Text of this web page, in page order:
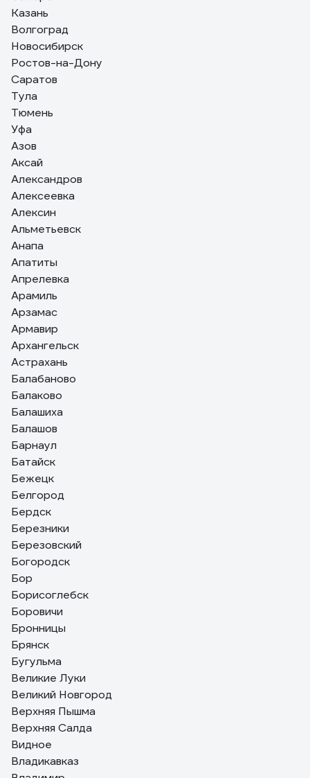
Казань
Волгоград
Новосибирск
Ростов-на-Дону
Саратов
Тула
Тюмень
Уфа
Азов
Аксай
Александров
Алексеевка
Алексин
Альметьевск
Анапа
Апатиты
Апрелевка
Арамиль
Арзамас
Армавир
Архангельск
Астрахань
Балабаново
Балаково
Балашиха
Балашов
Барнаул
Батайск
Бежецк
Белгород
Бердск
Березники
Березовский
Богородск
Бор
Борисоглебск
Боровичи
Бронницы
Брянск
Бугульма
Великие Луки
Великий Новгород
Верхняя Пышма
Верхняя Салда
Видное
Владикавказ